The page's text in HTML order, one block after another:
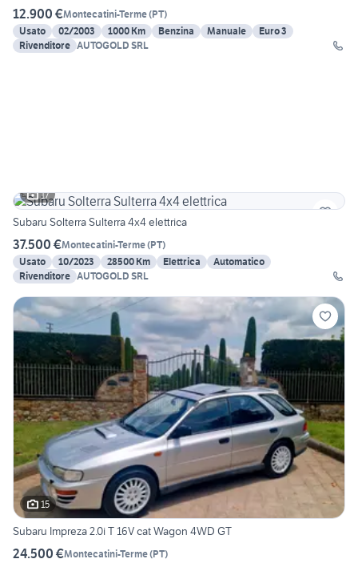
12.900 €Montecatini-Terme(PT)
Usato
02/2003 1000 Km Benzina Manuale
Euro 3
Rivenditore AUTOGOLD SRL
17
Subaru Solterra Sulterra 4x4 elettrica
37.500 €Montecatini-Terme(PT)
Usato
10/2023 28500 Km Elettrica
Automatico
Rivenditore AUTOGOLD SRL
15
Subaru Impreza 2.0i T 16V cat Wagon 4WD GT
24.500 €Montecatini-Terme(PT)